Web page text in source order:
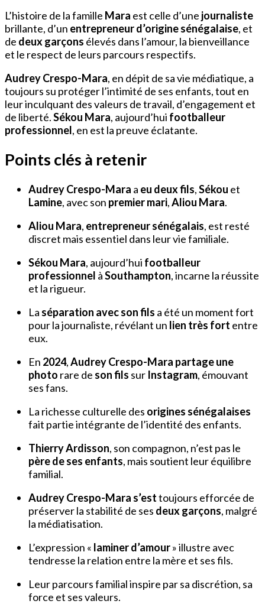
L’histoire de la famille Mara est celle d’une journaliste
brillante, d’un entrepreneur d’origine sénégalaise, et
de deux garçons élevés dans l’amour, la bienveillance
et le respect de leurs parcours respectifs.
Audrey Crespo-Mara, en dépit de sa vie médiatique, a
toujours su protéger l’intimité de ses enfants, tout en
leur inculquant des valeurs de travail, d’engagement et
de liberté.Sékou Mara, aujourd’hui footballeur
professionnel, en est la preuve éclatante.
Points clés à retenir
Audrey Crespo-Mara a eu deux fils,Sékou et
Lamine, avec son premier mari,Aliou Mara.
Aliou Mara, entrepreneur sénégalais, est resté
discret mais essentiel dans leur vie familiale.
Sékou Mara, aujourd’hui footballeur
professionnel àSouthampton, incarne la réussite
et la rigueur.
La séparation avec son fils a été un moment fort
pour la journaliste, révélant un lien très fort entre
eux.
En 2024,Audrey Crespo-Mara partage une
photo rare de son fils sur Instagram, émouvant
ses fans.
La richesse culturelle des origines sénégalaises
fait partie intégrante de l’identité des enfants.
Thierry Ardisson, son compagnon, n’est pas le
père de ses enfants, mais soutient leur équilibre
familial.
Audrey Crespo-Mara s’esttoujours efforcée de
préserver la stabilité de ses deux garçons, malgré
la médiatisation.
L’expression « laminer d’amour» illustre avec
tendresse la relation entre la mère et ses fils.
Leur parcours familial inspire par sa discrétion, sa
force et ses valeurs.